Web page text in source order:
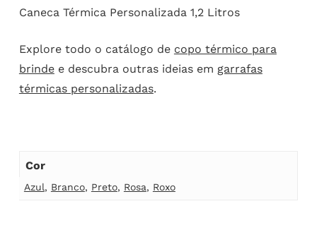
Caneca Térmica Personalizada 1,2 Litros
Explore todo o catálogo de copo térmico para
brindee descubra outras ideias em garrafas
térmicas personalizadas.
Cor
Azul, Branco, Preto, Rosa, Roxo